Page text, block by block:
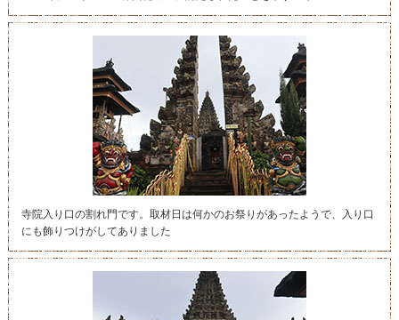
寺院入り口の割れ門です。取材日は何かのお祭りがあったようで、入り口
にも飾りつけがしてありました